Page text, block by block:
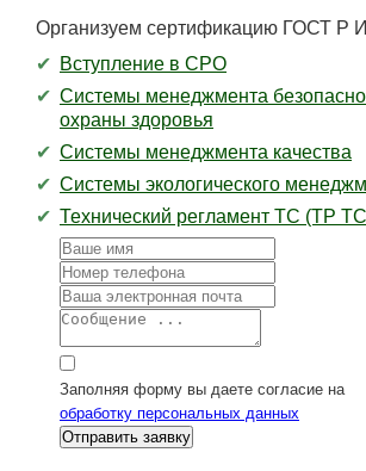
Организуем сертификацию ГОСТ Р
Вступление в СРО
Системы менеджмента
охраны здоровья
Системы менеджмента качества
Системы экологического
Технический регламент ТС (ТР
Заполняя форму вы даете согласие на
обработку персональных данных